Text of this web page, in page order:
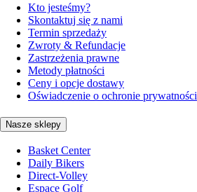
Kto jesteśmy?
Skontaktuj się z nami
Termin sprzedaży
Zwroty & Refundacje
Zastrzeżenia prawne
Metody płatności
Ceny i opcje dostawy
Oświadczenie o ochronie prywatności
Nasze sklepy
Basket Center
Daily Bikers
Direct-Volley
Espace Golf